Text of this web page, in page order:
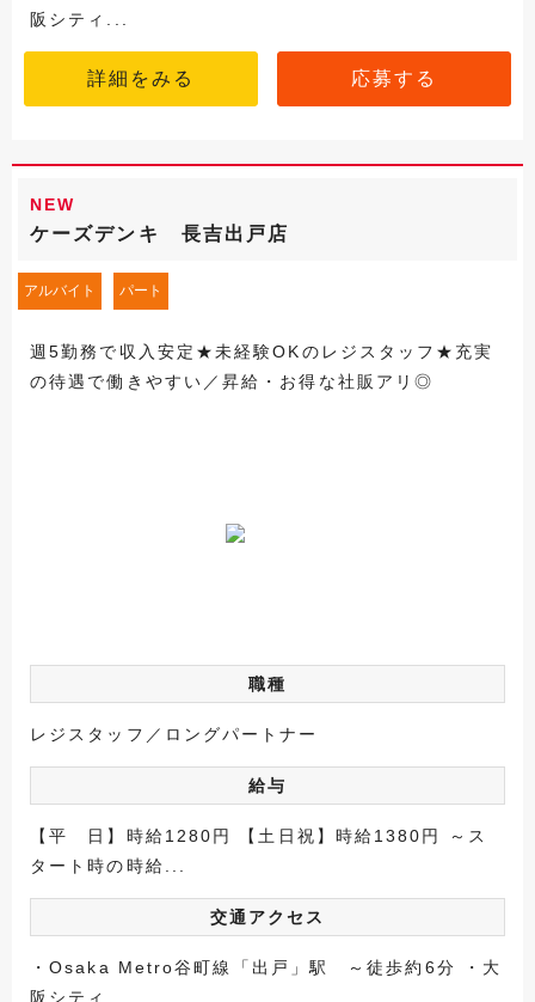
阪シティ...
詳細をみる 応募する
NEW
ケーズデンキ 長吉出戸店
アルバイト パート
週5勤務で収入安定★未経験OKのレジスタッフ★充実
の待遇で働きやすい／昇給・お得な社販アリ◎
職種
レジスタッフ／ロングパートナー
給与
【平 日】時給1280円 【土日祝】時給1380円 ～ス
タート時の時給...
交通アクセス
・Osaka Metro谷町線「出戸」駅 ～徒歩約6分 ・大
阪シティ...